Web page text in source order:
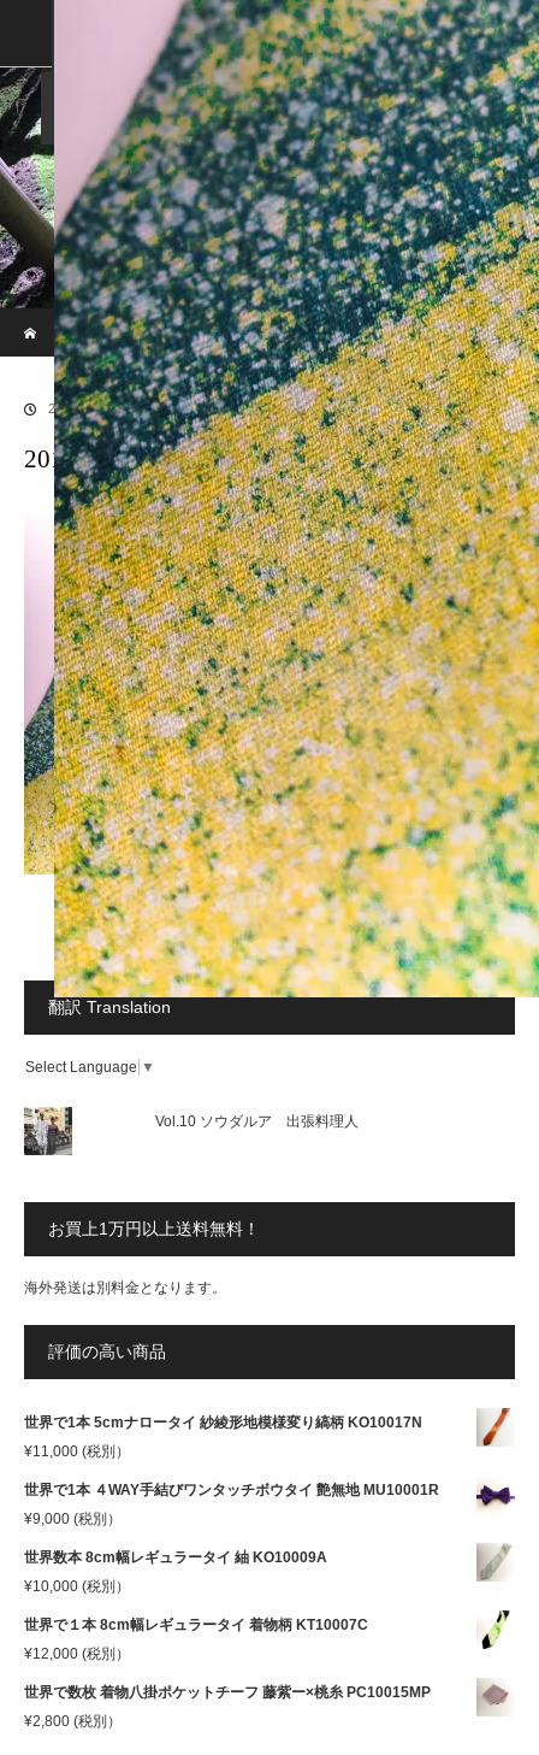
SHOP SHOPPING GUIDE
ABOUT US FAN VOICE ALBUM
NEWS SAMURAI-DEN
現代のサムライたちの時空間へ
ホーム
ブログ
20170529SAMURAI-54
2017.06.30
20170529SAMURAI-54
翻訳 Translation
Select Language ▼
Vol.10 ソウダルア 出張料理人
お買上1万円以上送料無料！
海外発送は別料金となります。
評価の高い商品
世界で1本 5cmナロータイ 紗綾形地模様変り縞柄 KO10017N
¥11,000 (税別）
世界で1本 ４WAY手結びワンタッチボウタイ 艶無地 MU10001R
¥9,000 (税別）
世界数本 8cm幅レギュラータイ 紬 KO10009A
¥10,000 (税別）
世界で１本 8cm幅レギュラータイ 着物柄 KT10007C
¥12,000 (税別）
世界で数枚 着物八掛ポケットチーフ 藤紫ー×桃糸 PC10015MP
¥2,800 (税別）